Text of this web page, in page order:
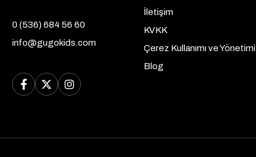
0 (536) 684 56 60
info@gugokids.com
İletişim
KVKK
Çerez Kullanımı ve Yönetimi
Blog